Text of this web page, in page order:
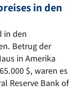
in den
in den
Betrug der
in Amerika
$, waren es
Reserve Bank of